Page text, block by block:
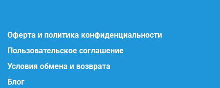
Оферта и политика конфиденциальности
Пользовательское соглашение
Условия обмена и возврата
Блог